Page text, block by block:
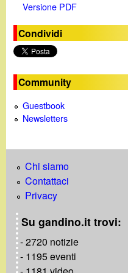
Versione PDF
Condividi
Community
Guestbook
Newsletters
Chi siamo
Contattaci
Privacy
Su gandino.it trovi:
- 2720 notizie
- 1195 eventi